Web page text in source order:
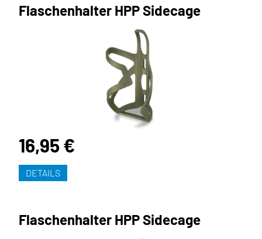
Flaschenhalter HPP Sidecage
16,95 €
DETAILS
Flaschenhalter HPP Sidecage